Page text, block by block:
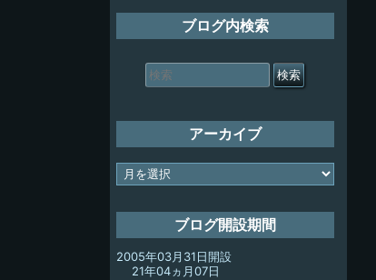
ブログ内検索
索
アーカイブ
ア
ー
ブログ開設期間
2005年03月31日開設
21年04ヵ月07日